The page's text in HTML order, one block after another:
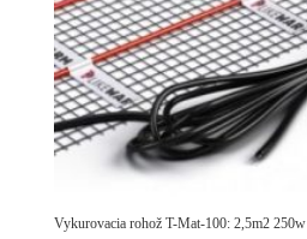
Vykurovacia rohož T-Mat-100: 2,5m2 250w